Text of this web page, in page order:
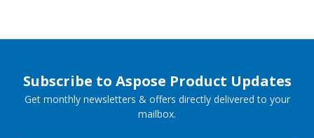
Subscribe to Aspose Product Updates
Get monthly newsletters & offers directly delivered to your
mailbox.